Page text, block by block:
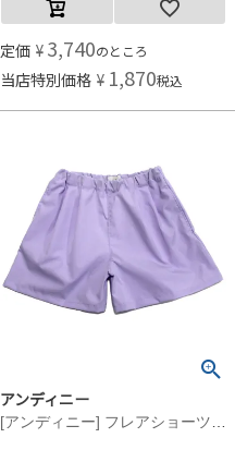
定価 ¥ 3,740のところ
当店特別価格 ¥ 1,870税込
アンディニー